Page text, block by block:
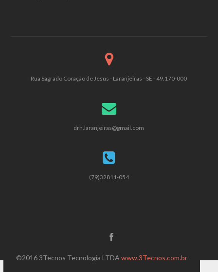
Rua Sagrado Coração de Jesus - Laranjeiras - SE - 49.170-000
drh.laranjeiras@gmail.com
(79)32811-054
©2016 3Tecnos Tecnologia LTDA www.3Tecnos.com.br